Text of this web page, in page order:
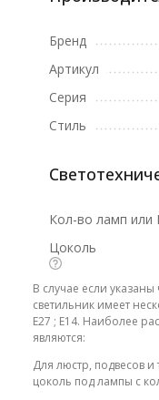
Бренд
Артикул
Серия
Стиль
Кол-во ламп или
Цоколь
В случае если указаны
светильник имеет
E27 ; E14. Наиболее
являются:
Для люстр, подвесов и
цоколь под лампы с